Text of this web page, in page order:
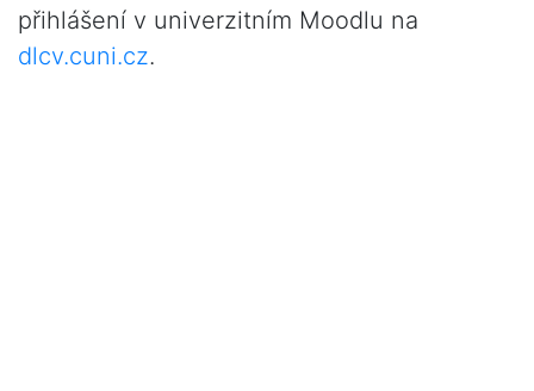
přihlášení v univerzitním Moodlu na
dlcv.cuni.cz.